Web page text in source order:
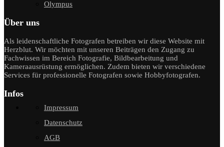
Olympus
Über uns
Als leidenschaftliche Fotografen betreiben wir diese Website mit
Herzblut. Wir möchten mit unseren Beiträgen den Zugang zu
Fachwissen im Bereich Fotografie, Bildbearbeitung und
Kameraausrüstung ermöglichen. Zudem bieten wir verschiedene
Services für professionelle Fotografen sowie Hobbyfotografen.
Infos
Impressum
Datenschutz
AGB